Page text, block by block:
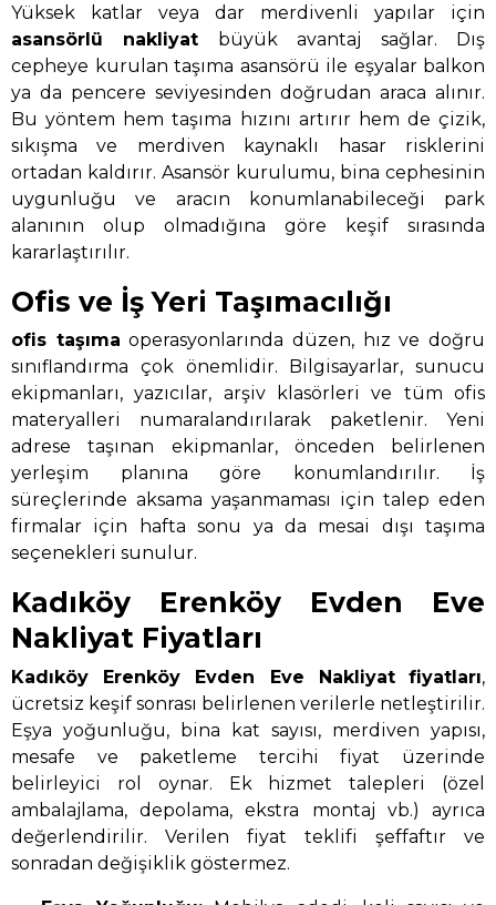
Yüksek katlar veya dar merdivenli yapılar için
asansörlü nakliyat büyük avantaj sağlar. Dış
cepheye kurulan taşıma asansörü ile eşyalar balkon
ya da pencere seviyesinden doğrudan araca alınır.
Bu yöntem hem taşıma hızını artırır hem de çizik,
sıkışma ve merdiven kaynaklı hasar risklerini
ortadan kaldırır. Asansör kurulumu, bina cephesinin
uygunluğu ve aracın konumlanabileceği park
alanının olup olmadığına göre keşif sırasında
kararlaştırılır.
Ofis ve İş Yeri Taşımacılığı
ofis taşıma operasyonlarında düzen, hız ve doğru
sınıflandırma çok önemlidir. Bilgisayarlar, sunucu
ekipmanları, yazıcılar, arşiv klasörleri ve tüm ofis
materyalleri numaralandırılarak paketlenir. Yeni
adrese taşınan ekipmanlar, önceden belirlenen
yerleşim planına göre konumlandırılır. İş
süreçlerinde aksama yaşanmaması için talep eden
firmalar için hafta sonu ya da mesai dışı taşıma
seçenekleri sunulur.
Kadıköy Erenköy Evden Eve
Nakliyat Fiyatları
Kadıköy Erenköy Evden Eve Nakliyat fiyatları,
ücretsiz keşif sonrası belirlenen verilerle netleştirilir.
Eşya yoğunluğu, bina kat sayısı, merdiven yapısı,
mesafe ve paketleme tercihi fiyat üzerinde
belirleyici rol oynar. Ek hizmet talepleri (özel
ambalajlama, depolama, ekstra montaj vb.) ayrıca
değerlendirilir. Verilen fiyat teklifi şeffaftır ve
sonradan değişiklik göstermez.